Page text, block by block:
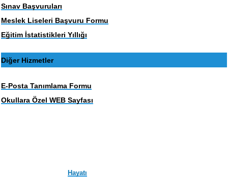
Sınav Başvuruları
Meslek Liseleri Başvuru Formu
Eğitim İstatistikleri Yıllığı
Diğer Hizmetler
E-Posta Tanımlama Formu
Okullara Özel WEB Sayfası
Hayatı